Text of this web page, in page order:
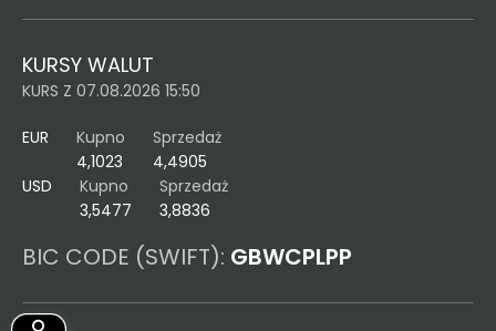
KURSY WALUT
KURS Z 07.08.2026 15:50
EUR
Kupno
4,1023
Sprzedaż
4,4905
USD
Kupno
3,5477
Sprzedaż
3,8836
BIC CODE (SWIFT): GBWCPLPP